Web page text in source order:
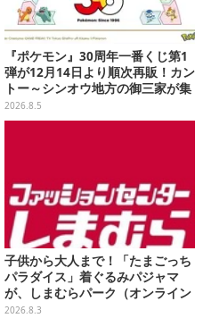
『ポケモン』30周年一番くじ第1
弾が12月14日より順次再販！カン
トー～シンオウ地方の御三家が集
まった時計、ぬいぐるみなど記念
グッズ盛りだくさん
2026.8.5
子供から大人まで！「たまごっち
パラダイス」着ぐるみパジャマ
が、しまむらパーク（オンライン
ストア）にて受注生産
2026.8.3